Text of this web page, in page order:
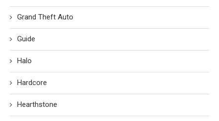
Grand Theft Auto
Guide
Halo
Hardcore
Hearthstone